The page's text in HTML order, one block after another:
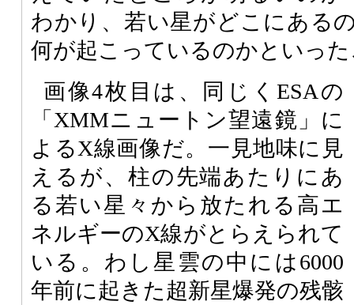
わかり、若い星がどこにある
何が起こっているのかといっ
画像4枚目は、同じくESAの
「XMMニュートン望遠鏡」に
よるX線画像だ。一見地味に見
えるが、柱の先端あたりにあ
る若い星々から放たれる高エ
ネルギーのX線がとらえられて
いる。わし星雲の中には6000
年前に起きた超新星爆発の残骸